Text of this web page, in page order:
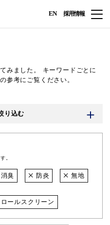
EN 採用情報
みました。
キーワードごとに
参考にご覧ください。
り込む
。
消臭 防炎 無地
ロールスクリーン